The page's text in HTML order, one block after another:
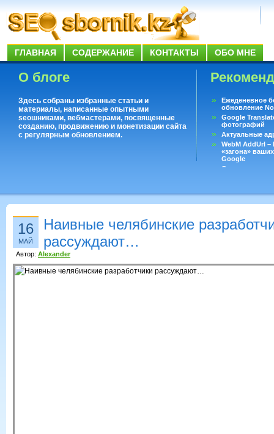
ГЛАВНАЯ СОДЕРЖАНИЕ КОНТАКТЫ ОБО МНЕ
О блоге
Здесь собраны избранные статьи и
материалы, написанные опытными
seoшниками, вебмастерами, посвященные
созданию, продвижению и монетизации сайта
с регулярным обновлением.
Ежеденевное
обновление
Google
фотографий
Актуальные
WebM AddUrl
«загона»
Google
Существует
16
МАЙ
Наивные челябинские
рассуждают…
Автор: Alexander